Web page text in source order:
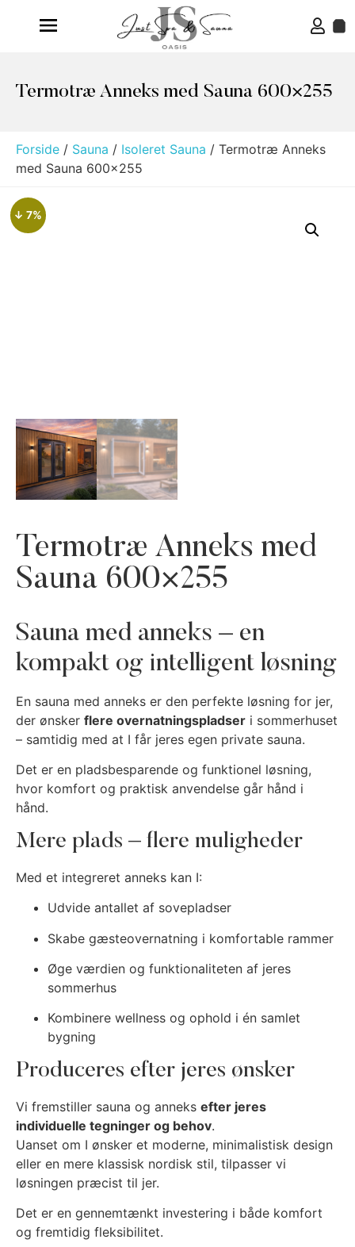
Termotræ Anneks med Sauna 600×255
Forside / Sauna / Isoleret Sauna / Termotræ Anneks
med Sauna 600×255
↓ 7%
Termotræ Anneks med
Sauna 600×255
Sauna med anneks – en
kompakt og intelligent løsning
En sauna med anneks er den perfekte løsning for jer,
der ønsker flere overnatningspladser i sommerhuset
– samtidig med at I får jeres egen private sauna.
Det er en pladsbesparende og funktionel løsning,
hvor komfort og praktisk anvendelse går hånd i
hånd.
Mere plads – flere muligheder
Med et integreret anneks kan I:
Udvide antallet af sovepladser
Skabe gæsteovernatning i komfortable rammer
Øge værdien og funktionaliteten af jeres
sommerhus
Kombinere wellness og ophold i én samlet
bygning
Produceres efter jeres ønsker
Vi fremstiller sauna og anneks efter jeres
individuelle tegninger og behov.
Uanset om I ønsker et moderne, minimalistisk design
eller en mere klassisk nordisk stil, tilpasser vi
løsningen præcist til jer.
Det er en gennemtænkt investering i både komfort
og fremtidig fleksibilitet.